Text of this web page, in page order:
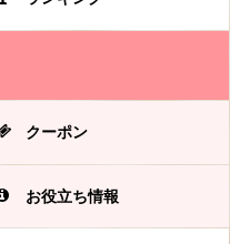
クーポン
お役立ち情報